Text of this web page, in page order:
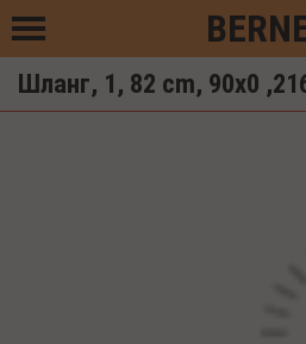
Шланг, 1, 82 cm, 90x0